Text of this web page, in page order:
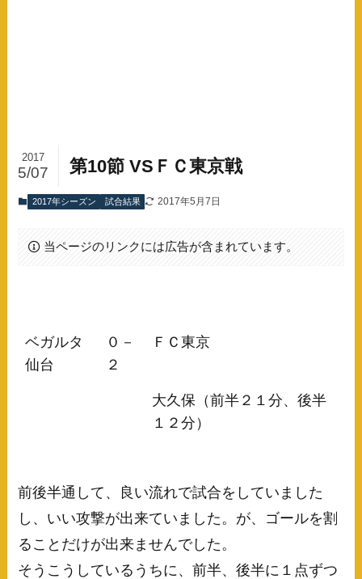
第10節 VSＦＣ東京戦
2017
5/07
2017年シーズン 試合結果 2017年5月7日
当ページのリンクには広告が含まれています。
ベガルタ
仙台
０－
２
ＦＣ東京
大久保（前半２１分、後半
１２分）
前後半通して、良い流れで試合をしていました
し、いい攻撃が出来ていました。が、ゴールを割
ることだけが出来ませんでした。
そうこうしているうちに、前半、後半に１点ずつ